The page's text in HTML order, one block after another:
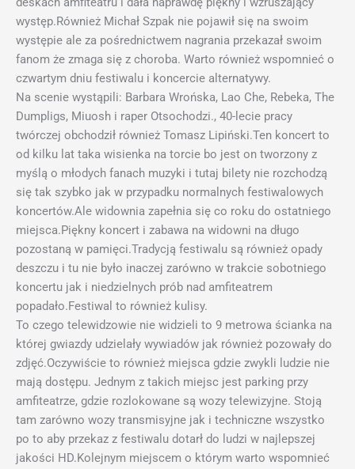
występ.Również Michał Szpak nie pojawił się na swoim
występie ale za pośrednictwem nagrania przekazał swoim
fanom że zmaga się z choroba. Warto również wspomnieć o
czwartym dniu festiwalu i koncercie alternatywy.
Na scenie wystąpili: Barbara Wrońska, Lao Che, Rebeka, The
Dumpligs, Miuosh i raper Otsochodzi., 40-lecie pracy
twórczej obchodził również Tomasz Lipiński.Ten koncert to
od kilku lat taka wisienka na torcie bo jest on tworzony z
myślą o młodych fanach muzyki i tutaj bilety nie rozchodzą
się tak szybko jak w przypadku normalnych festiwalowych
koncertów.Ale widownia zapełnia się co roku do ostatniego
miejsca.Piękny koncert i zabawa na widowni na długo
pozostaną w pamięci.Tradycją festiwalu są również opady
deszczu i tu nie było inaczej zarówno w trakcie sobotniego
koncertu jak i niedzielnych prób nad amfiteatrem
popadało.Festiwal to również kulisy.
To czego telewidzowie nie widzieli to 9 metrowa ścianka na
której gwiazdy udzielały wywiadów jak również pozowały do
zdjęć.Oczywiście to również miejsca gdzie zwykli ludzie nie
mają dostępu. Jednym z takich miejsc jest parking przy
amfiteatrze, gdzie rozlokowane są wozy telewizyjne. Stoją
tam zarówno wozy transmisyjne jak i techniczne wszystko
po to aby przekaz z festiwalu dotarł do ludzi w najlepszej
jakości HD.Kolejnym miejscem o którym warto wspomnieć